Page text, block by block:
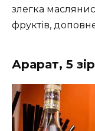
злегка
фруктів,
Арарат, 5